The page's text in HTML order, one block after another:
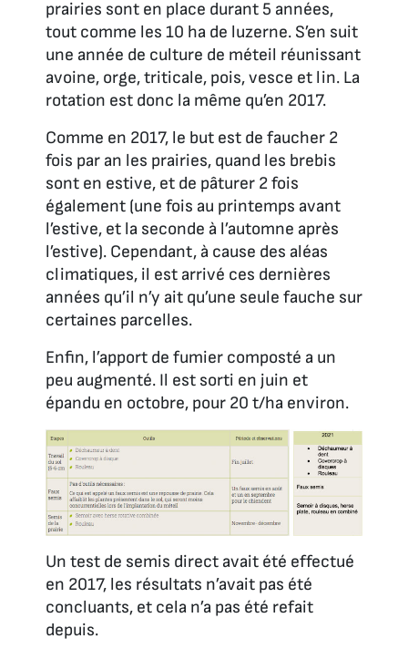
prairies sont en place durant 5 années,
tout comme les 10 ha de luzerne. S’en suit
une année de culture de méteil réunissant
avoine, orge, triticale, pois, vesce et lin. La
rotation est donc la même qu’en 2017.
Comme en 2017, le but est de faucher 2
fois par an les prairies, quand les brebis
sont en estive, et de pâturer 2 fois
également (une fois au printemps avant
l’estive, et la seconde à l’automne après
l’estive). Cependant, à cause des aléas
climatiques, il est arrivé ces dernières
années qu’il n’y ait qu’une seule fauche sur
certaines parcelles.
Enfin, l’apport de fumier composté a un
peu augmenté. Il est sorti en juin et
épandu en octobre, pour 20 t/ha environ.
Un test de semis direct avait été effectué
en 2017, les résultats n’avait pas été
concluants, et cela n’a pas été refait
depuis.